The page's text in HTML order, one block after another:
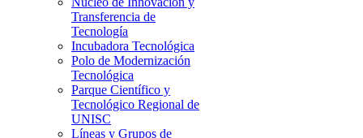
Transferencia de
Tecnología
Incubadora Tecnológica
Polo de Modernización
Tecnológica
Parque Científico y
Tecnológico Regional de
UNISC
Líneas y Grupos de